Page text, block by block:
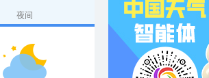
夜间